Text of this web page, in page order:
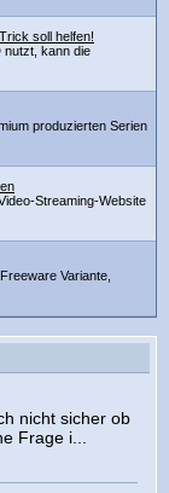
soll helfen!
nutzt, kann die
produzierten Serien
Streaming-Website
Variante,
nicht sicher ob
Frage i...